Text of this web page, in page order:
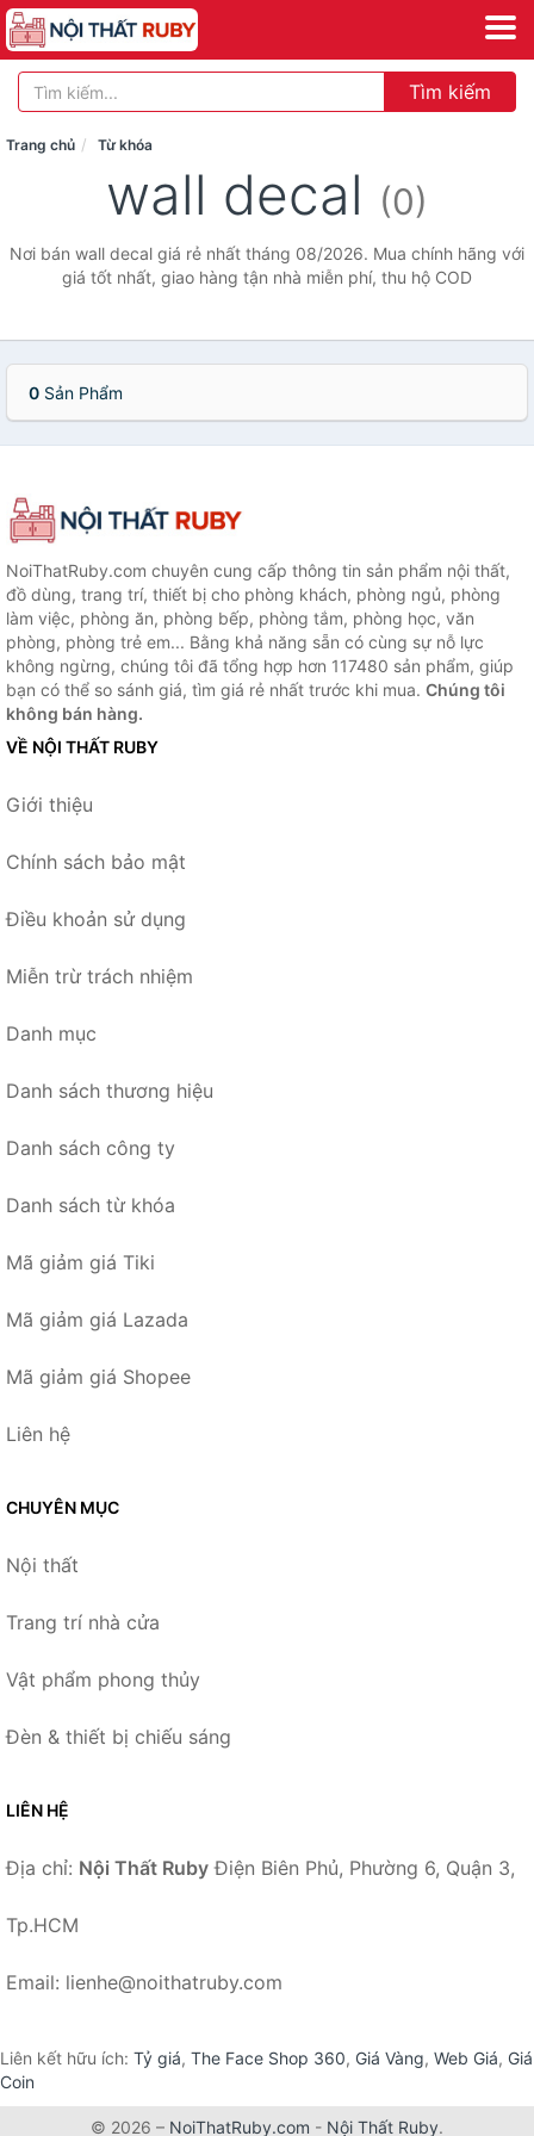
Tìm kiếm
Trang chủ Từ khóa
wall decal (0)
Nơi bán wall decal giá rẻ nhất tháng 08/2026. Mua chính hãng với
giá tốt nhất, giao hàng tận nhà miễn phí, thu hộ COD
0 Sản Phẩm
NoiThatRuby.com chuyên cung cấp thông tin sản phẩm nội thất,
đồ dùng, trang trí, thiết bị cho phòng khách, phòng ngủ, phòng
làm việc, phòng ăn, phòng bếp, phòng tắm, phòng học, văn
phòng, phòng trẻ em... Bằng khả năng sẵn có cùng sự nỗ lực
không ngừng, chúng tôi đã tổng hợp hơn 117480 sản phẩm, giúp
bạn có thể so sánh giá, tìm giá rẻ nhất trước khi mua. Chúng tôi
không bán hàng.
VỀ NỘI THẤT RUBY
Giới thiệu
Chính sách bảo mật
Điều khoản sử dụng
Miễn trừ trách nhiệm
Danh mục
Danh sách thương hiệu
Danh sách công ty
Danh sách từ khóa
Mã giảm giá Tiki
Mã giảm giá Lazada
Mã giảm giá Shopee
Liên hệ
CHUYÊN MỤC
Nội thất
Trang trí nhà cửa
Vật phẩm phong thủy
Đèn & thiết bị chiếu sáng
LIÊN HỆ
Địa chỉ: Nội Thất Ruby Điện Biên Phủ, Phường 6, Quận 3,
Tp.HCM
Email: lienhe@noithatruby.com
Liên kết hữu ích: Tỷ giá, The Face Shop 360, Giá Vàng, Web Giá, Giá
Coin
© 2026 – NoiThatRuby.com - Nội Thất Ruby.